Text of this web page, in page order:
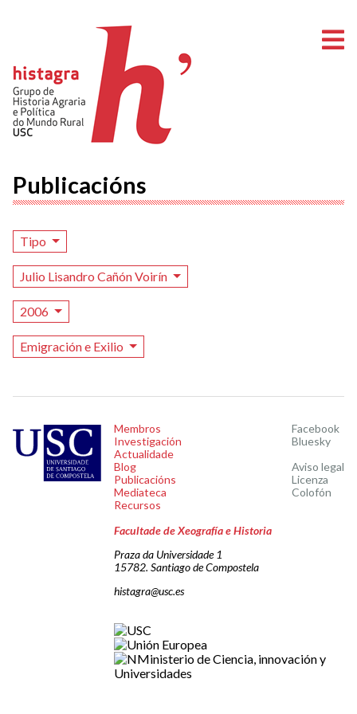
Publicacións
Tipo
Julio Lisandro Cañón Voirín
2006
Emigración e Exilio
Membros
Investigación
Actualidade
Blog
Publicacións
Mediateca
Recursos
Facebook
Bluesky
Aviso legal
Licenza
Colofón
Facultade de Xeografía e Historia
Praza da Universidade 1
15782. Santiago de Compostela
histagra@usc.es